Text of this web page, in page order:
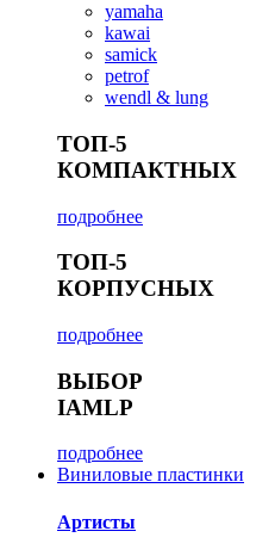
yamaha
kawai
samick
petrof
wendl & lung
ТОП-5
КОМПАКТНЫХ
подробнее
ТОП-5
КОРПУСНЫХ
подробнее
ВЫБОР
IAMLP
подробнее
Виниловые пластинки
Артисты